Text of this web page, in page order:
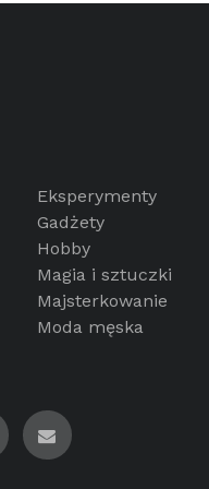
Eksperymenty
Gadżety
Hobby
Magia i sztuczki
Majsterkowanie
Moda męska